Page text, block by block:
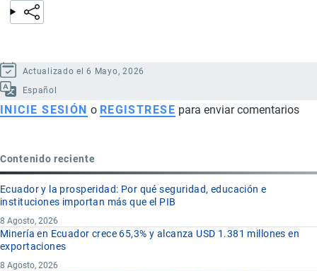
Actualizado el 6 Mayo, 2026
Español
INICIE SESIÓN o REGISTRESE para enviar comentarios
Contenido reciente
Ecuador y la prosperidad: Por qué seguridad, educación e
instituciones importan más que el PIB
8 Agosto, 2026
Minería en Ecuador crece 65,3% y alcanza USD 1.381 millones en
exportaciones
8 Agosto, 2026